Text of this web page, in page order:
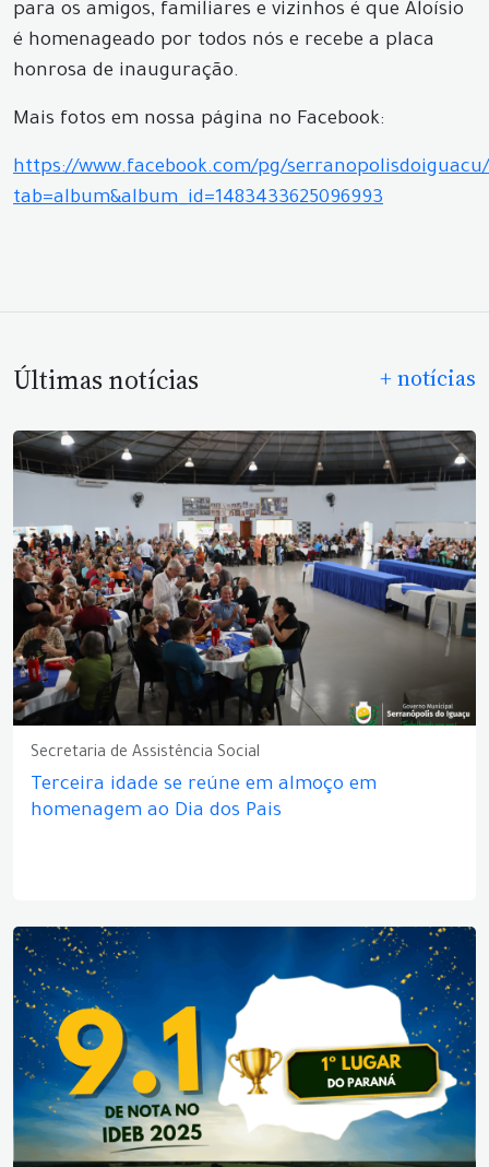
para os amigos, familiares e vizinhos é que Aloísio
é homenageado por todos nós e recebe a placa
honrosa de inauguração.
Mais fotos em nossa página no Facebook:
https://www.facebook.com/pg/
tab=album&album_id=1483433625096993
Últimas notícias + notícias
Secretaria de Assistência Social
Terceira idade se reúne em almoço em
homenagem ao Dia dos Pais